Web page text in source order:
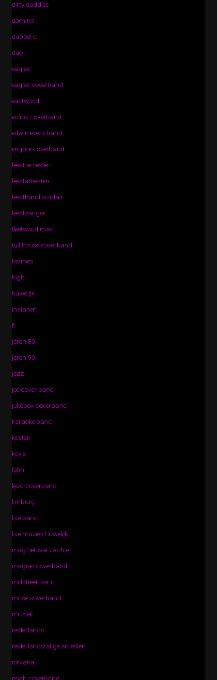
dirty daddies
domino
dubbel d
duo
eagles
eagles coverband
eastwood
eclips coverband
edwin evers band
empire coverband
feest artiesten
feestartiesten
feestband solidair
feestzanger
fleetwood mac
full house coverband
hermes
high
huwelijk
indianen
it
jaren 80
jaren 90
jazz
joe cover band
jukebox coverband
karaoke band
kosten
koyle
latin
lead coverband
limburg
live band
live muziek huwelijk
mag het wat zachter
magnet coverband
millstreet band
muse coverband
muziek
nederlands
nederlandstalige artiesten
nirvana
noah coverband